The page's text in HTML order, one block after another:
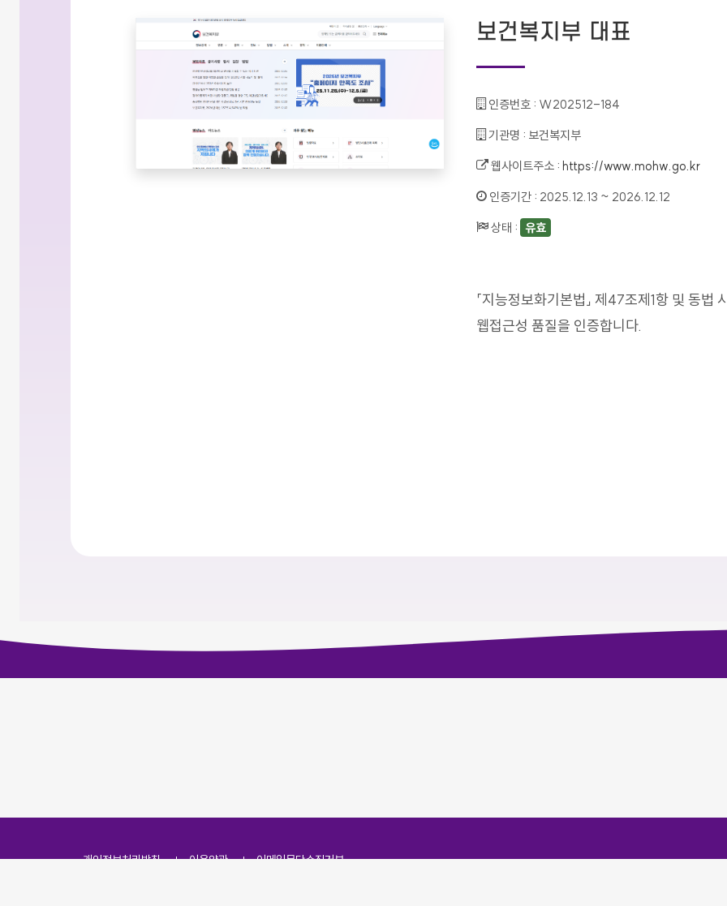
보건복지부 대표
인증번호 : W202512-184
기관명 : 보건복지부
웹사이트주소 :https://www.mohw.go.kr
인증기간 : 2025.12.13 ~ 2026.12.12
상태 : 유효
「지능정보화기본법」 제47조제1항 및 동
웹접근성 품질을 인증합니다.
개인정보처리방침 이용약관 이메일무단수집거부